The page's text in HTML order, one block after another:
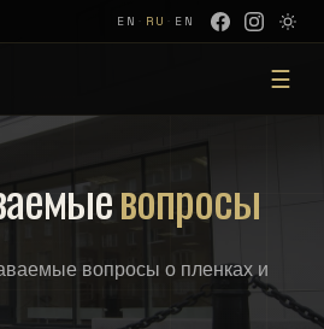
EN · RU · EN
☰
вопросы
вопросы о пленках и